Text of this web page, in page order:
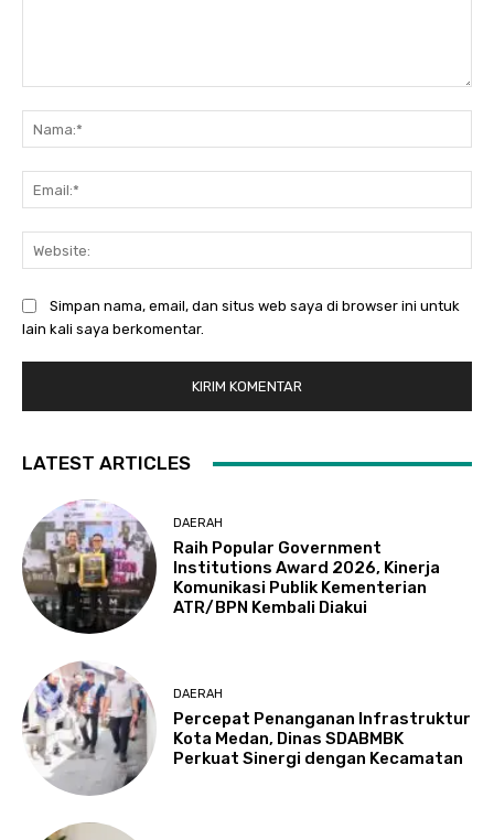
Simpan nama, email, dan situs web saya di browser ini untuk
lain kali saya berkomentar.
LATEST ARTICLES
DAERAH
Raih Popular Government
Institutions Award 2026, Kinerja
Komunikasi Publik Kementerian
ATR/BPN Kembali Diakui
DAERAH
Percepat Penanganan Infrastruktur
Kota Medan, Dinas SDABMBK
Perkuat Sinergi dengan Kecamatan